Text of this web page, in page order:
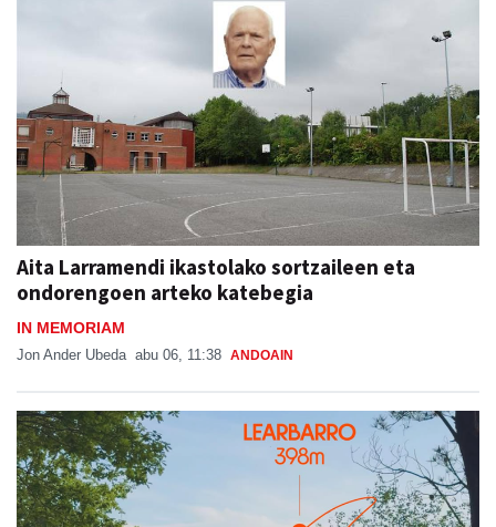
Aita Larramendi ikastolako sortzaileen eta
ondorengoen arteko katebegia
IN MEMORIAM
Jon Ander Ubeda abu 06, 11:38 ANDOAIN